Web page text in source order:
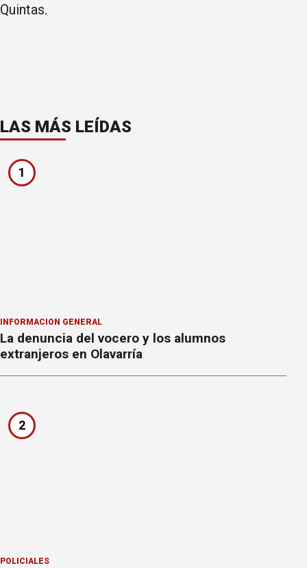
Quintas.
LAS MÁS LEÍDAS
1
INFORMACION GENERAL
La denuncia del vocero y los alumnos
extranjeros en Olavarría
2
POLICIALES